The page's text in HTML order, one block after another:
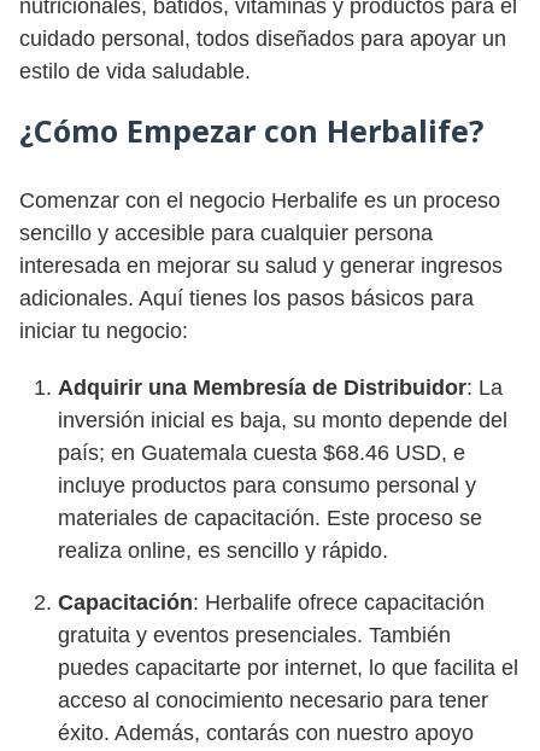
nutricionales, batidos, vitaminas y productos para el
cuidado personal, todos diseñados para apoyar un
estilo de vida saludable.
¿Cómo Empezar con Herbalife?
Comenzar con el negocio Herbalife es un proceso
sencillo y accesible para cualquier persona
interesada en mejorar su salud y generar ingresos
adicionales. Aquí tienes los pasos básicos para
iniciar tu negocio:
Adquirir una Membresía de Distribuidor: La
inversión inicial es baja, su monto depende del
país; en Guatemala cuesta $68.46 USD, e
incluye productos para consumo personal y
materiales de capacitación. Este proceso se
realiza online, es sencillo y rápido.
Capacitación: Herbalife ofrece capacitación
gratuita y eventos presenciales. También
puedes capacitarte por internet, lo que facilita el
acceso al conocimiento necesario para tener
éxito. Además, contarás con nuestro apoyo